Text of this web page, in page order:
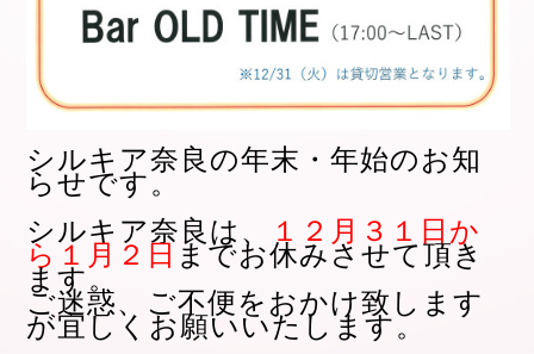
シルキア奈良の年末・年始のお知
らせです。
シルキア奈良は、
１２月３１日か
ら１月２日 までお休みさせて頂き
ます。
ご迷惑、ご不便をおかけ致します
が宜しくお願いいたします。